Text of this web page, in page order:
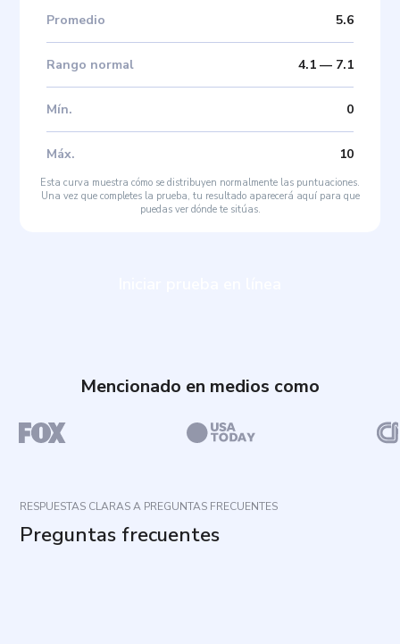
Promedio 5.6
Rango normal 4.1— 7.1
Mín. 0
Máx. 10
Esta curva muestra cómo se distribuyen normalmente las puntuaciones.
Una vez que completes la prueba, tu resultado aparecerá aquí para que
puedas ver dónde te sitúas.
Mencionado en medios como
RESPUESTAS CLARAS A PREGUNTAS FRECUENTES
Preguntas frecuentes